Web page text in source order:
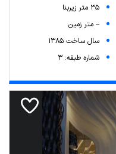
35 متر زیربنا
-- متر زمین
سال ساخت 1385
شماره طبقه: 3